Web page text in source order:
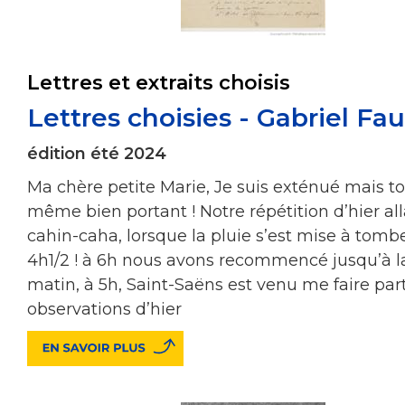
Lettres et extraits choisis
Lettres choisies - Gabriel
édition été 2024
Ma chère petite Marie, Je suis exténué mais
même bien portant ! Notre répétition d’hier
cahin-caha, lorsque la pluie s’est mise à
4h1/2 ! à 6h nous avons recommencé jusqu’à
matin, à 5h, Saint-Saëns est venu me faire
observations d’hier